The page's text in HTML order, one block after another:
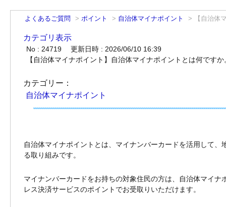
よくあるご質問 > ポイント > 自治体マイナポイント > 【自治体
カテゴリ表示
No : 24719
更新日時 : 2026/06/10 16:39
【自治体マイナポイント】自治体マイナポイントとは何ですか
カテゴリー：
自治体マイナポイント
自治体マイナポイントとは、マイナンバーカードを活用して
る取り組みです。
マイナンバーカードをお持ちの対象住民の方は、自治体マイ
レス決済サービスのポイントでお受取りいただけます。